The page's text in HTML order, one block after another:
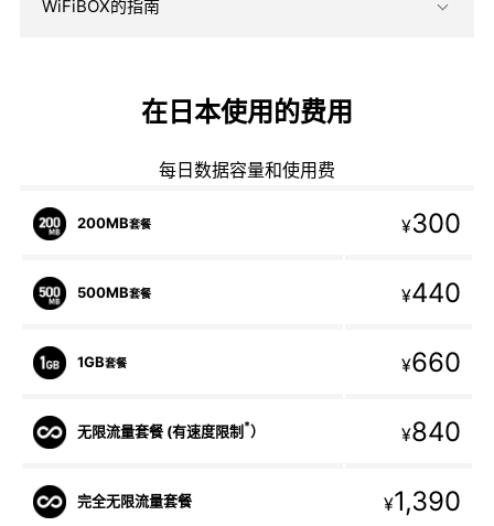
WiFiBOX的指南
在日本使用的费用
每日数据容量和使用费
200MB套餐 ¥300
500MB套餐 ¥440
1GB套餐 ¥660
无限流量套餐 (有速度限制 *） ¥840
完全无限流量套餐 ¥1,390